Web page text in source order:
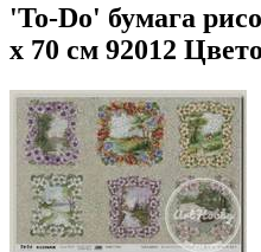
'To-Do' бумага
x 70 см 92012